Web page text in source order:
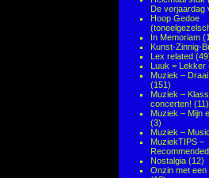
De verjaardag
Hoop Gedoe
In Memoriam
Kunst-Zinnig-
Lex related
Luuk = Lekker
Muziek –
(151)
Muziek –
concerten! (11)
Muziek – Mijn
(3)
Muziek –
MuziekTIPS –
Nostalgia (12)
Onzin met